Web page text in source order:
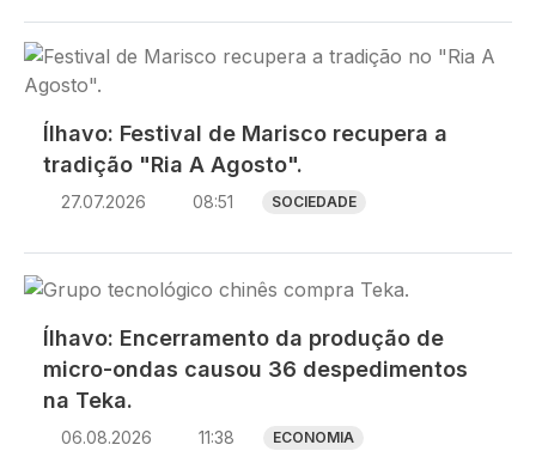
Imagem
Ílhavo: Festival de Marisco recupera a
tradição "Ria A Agosto".
27.07.2026 08:51 SOCIEDADE
Imagem
Ílhavo: Encerramento da produção de
micro-ondas causou 36 despedimentos
na Teka.
06.08.2026 11:38 ECONOMIA